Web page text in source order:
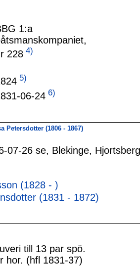
1:a
228 4)
5)
06-24 6)
Petersdotter (1806 - 1867)
07-26 se, Blekinge,
(1828 - )
(1831 - 1872)
till 13 par spö.
hor. (hfl 1831-37)